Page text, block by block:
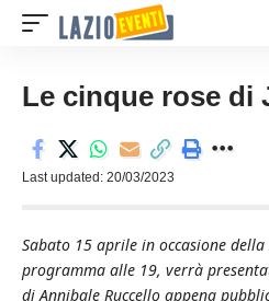
Le cinque rose di
Last updated: 20/03/2023
Sabato 15 aprile in occasione
programma alle 19, verrà
di Annibale Ruccello appena